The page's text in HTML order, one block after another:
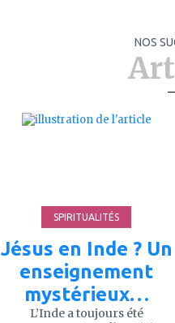
NOS
SPIRITUALITÉS
Jésus en Inde ? Un
enseignement
mystérieux…
L’Inde a toujours été